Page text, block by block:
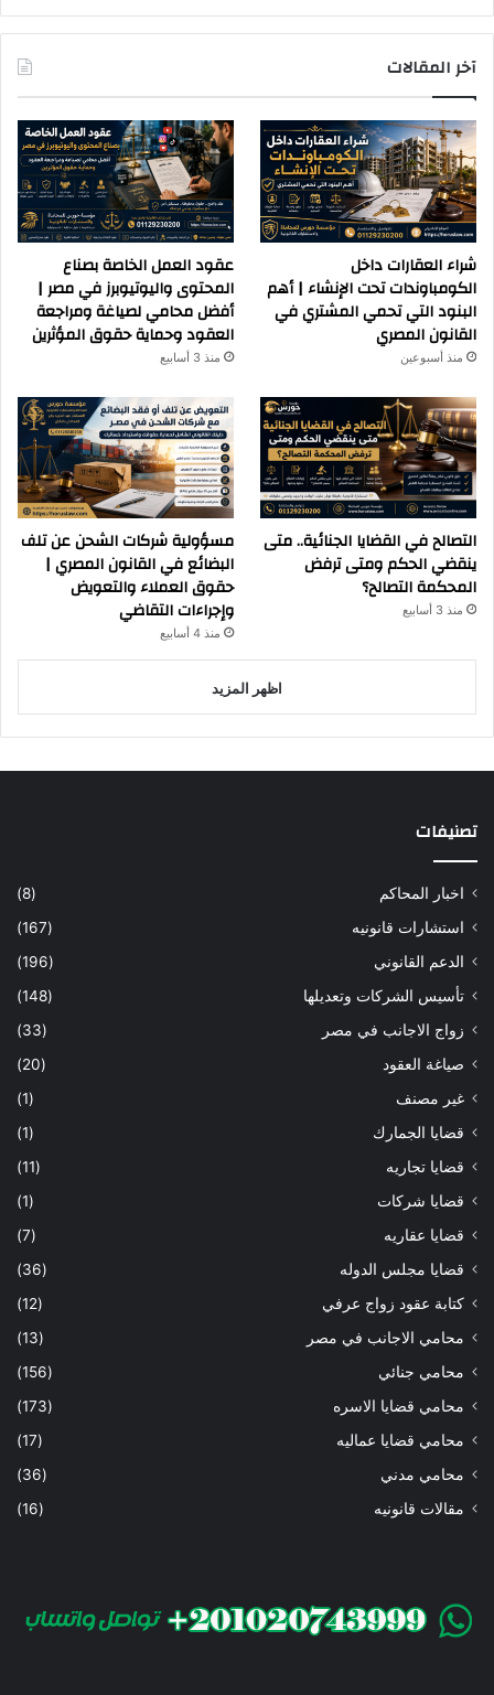
آخر المقالات
شراء العقارات داخل
الكومباوندات تحت الإنشاء | أهم
البنود التي تحمي المشتري في
القانون المصري
منذ أسبوعين
عقود العمل الخاصة بصناع
المحتوى واليوتيوبرز في مصر |
أفضل محامي لصياغة ومراجعة
العقود وحماية حقوق المؤثرين
منذ 3 أسابيع
التصالح في القضايا الجنائية.. متى
ينقضي الحكم ومتى ترفض
المحكمة التصالح؟
منذ 3 أسابيع
مسؤولية شركات الشحن عن تلف
البضائع في القانون المصري |
حقوق العملاء والتعويض
وإجراءات التقاضي
منذ 4 أسابيع
اظهر المزيد
تصنيفات
اخبار المحاكم
(8)
استشارات قانونيه
(167)
الدعم القانوني
(196)
تأسيس الشركات وتعديلها
(148)
زواج الاجانب في مصر
(33)
صياغة العقود
(20)
غير مصنف
(1)
قضايا الجمارك
(1)
قضايا تجاريه
(11)
قضايا شركات
(1)
قضايا عقاريه
(7)
قضايا مجلس الدوله
(36)
كتابة عقود زواج عرفي
(12)
محامي الاجانب في مصر
(13)
محامي جنائي
(156)
محامي قضايا الاسره
(173)
محامي قضايا عماليه
(17)
محامي مدني
(36)
مقالات قانونيه
(16)